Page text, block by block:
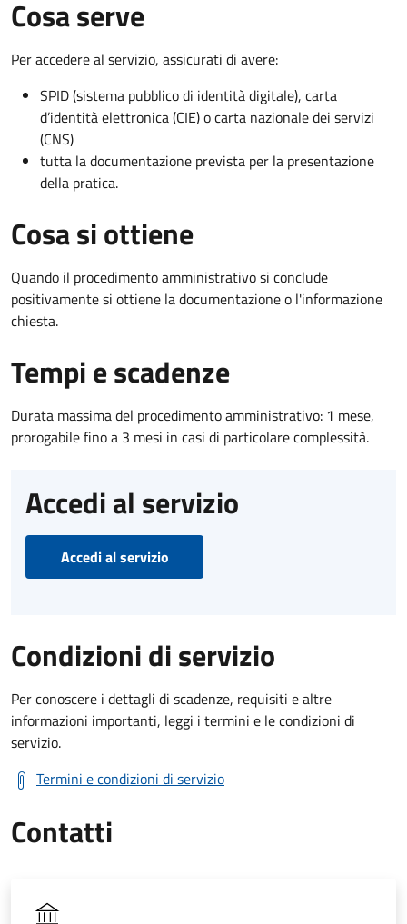
Cosa serve
Per accedere al servizio, assicurati di avere:
SPID (sistema pubblico di identità digitale), carta
d’identità elettronica (CIE) o carta nazionale dei servizi
(CNS)
tutta la documentazione prevista per la presentazione
della pratica.
Cosa si ottiene
Quando il procedimento amministrativo si conclude
positivamente si ottiene la documentazione o l'informazione
chiesta.
Tempi e scadenze
Durata massima del procedimento amministrativo: 1 mese,
prorogabile fino a 3 mesi in casi di particolare complessità.
Accedi al servizio
Accedi al servizio
Condizioni di servizio
Per conoscere i dettagli di scadenze, requisiti e altre
informazioni importanti, leggi i termini e le condizioni di
servizio.
Termini e condizioni di servizio
Contatti